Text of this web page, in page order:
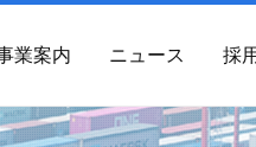
業案内 ニュース 採